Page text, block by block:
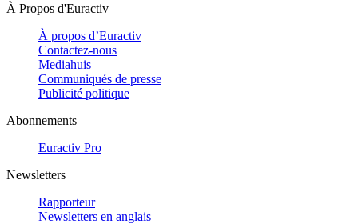
À Propos d'Euractiv
À propos d’Euractiv
Contactez-nous
Mediahuis
Communiqués de presse
Publicité politique
Abonnements
Euractiv Pro
Newsletters
Rapporteur
Newsletters en anglais